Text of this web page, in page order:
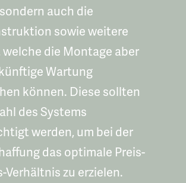
auch die
sowie weitere
welche die Montage aber
Wartung
können. Diese sollten
des Systems
werden, um bei der
das optimale Preis-
Verhältnis zu erzielen.